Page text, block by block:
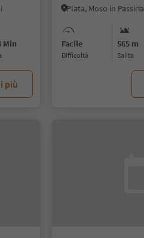
Min
più
Plata, Moso in
Facile
Difficoltà
565 m
Salita